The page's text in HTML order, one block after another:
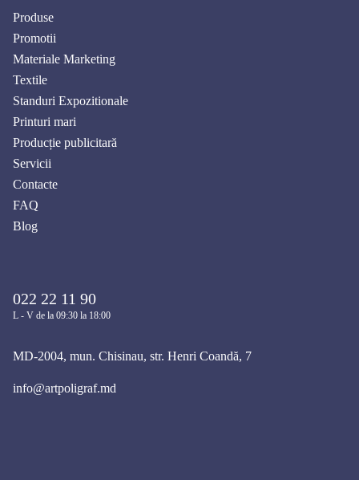
Produse
Promotii
Materiale Marketing
Textile
Standuri Expozitionale
Printuri mari
Producție publicitară
Servicii
Contacte
FAQ
Blog
022 22 11 90
L - V de la 09:30 la 18:00
MD-2004, mun. Chisinau, str. Henri Coandă, 7
info@artpoligraf.md